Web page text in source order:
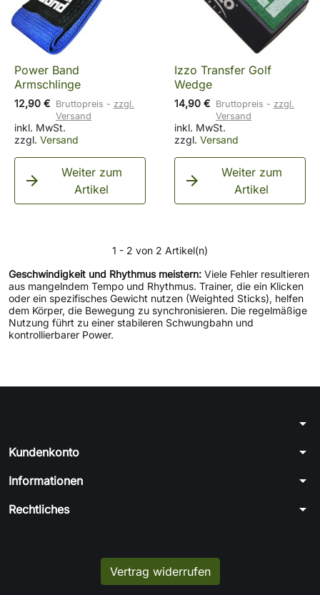
Power Band
Armschlinge
12,90 € Bruttopreis
zzgl.
Versand
inkl. MwSt.
zzgl. Versand

Weiter zum
Artikel
Izzo Transfer Golf
Wedge
14,90 € Bruttopreis
zzgl.
Versand
inkl. MwSt.
zzgl. Versand

Weiter zum
Artikel
1 - 2 von 2 Artikel(n)
Geschwindigkeit und Rhythmus meistern: Viele Fehler resultieren
aus mangelndem Tempo und Rhythmus. Trainer, die ein Klicken
oder ein spezifisches Gewicht nutzen (Weighted Sticks), helfen
dem Körper, die Bewegung zu synchronisieren. Die regelmäßige
Nutzung führt zu einer stabileren Schwungbahn und
kontrollierbarer Power.
arrow_drop_down
Kundenkonto arrow_drop_down
Informationen arrow_drop_down
Rechtliches arrow_drop_down
Vertrag widerrufen